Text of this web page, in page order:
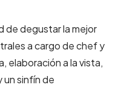
de degustar la mejor
a cargo de chef y
elaboración a la vista,
un sinfín de